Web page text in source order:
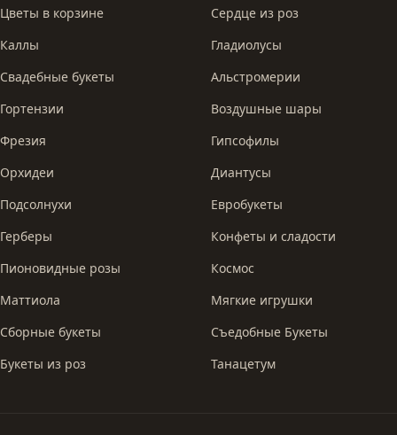
Цветы в корзине
Каллы
Свадебные букеты
Гортензии
Фрезия
Орхидеи
Подсолнухи
Герберы
Пионовидные розы
Маттиола
Сборные букеты
Букеты из роз
Сердце из роз
Гладиолусы
Альстромерии
Воздушные шары
Гипсофилы
Диантусы
Евробукеты
Конфеты и сладости
Космос
Мягкие игрушки
Съедобные Букеты
Танацетум